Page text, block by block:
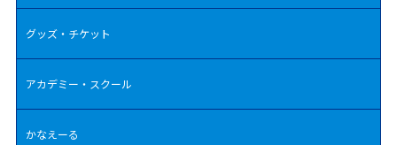
グッズ・チケット
アカデミー・スクール
かなえーる